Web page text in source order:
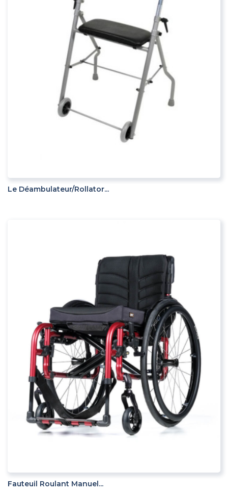
ADD TO CART
Le Déambulateur/rollator...
ADD TO CART
Fauteuil Roulant Manuel...